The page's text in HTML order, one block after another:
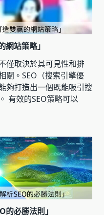
網站策略」
僅取決於其可見性和排
關。SEO（搜索引擎優
夠打造出一個既能吸引搜
有效的SEO策略可以
的必勝法則」